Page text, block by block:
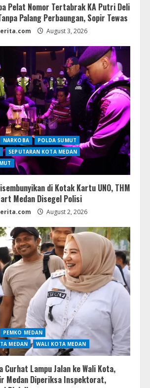
Pelat Nomor Tertabrak KA Putri Deli
Palang Perbaungan, Sopir Tewas
August 3, 2026
NARKOBA
POLDA SUMUT
SEPUTARAN KOTA MEDAN
di Kotak Kartu UNO, THM
Medan Disegel Polisi
August 2, 2026
PEMKO MEDAN
MEDAN
WALI KOTA MEDAN
Curhat Lampu Jalan ke Wali Kota,
Medan Diperiksa Inspektorat,